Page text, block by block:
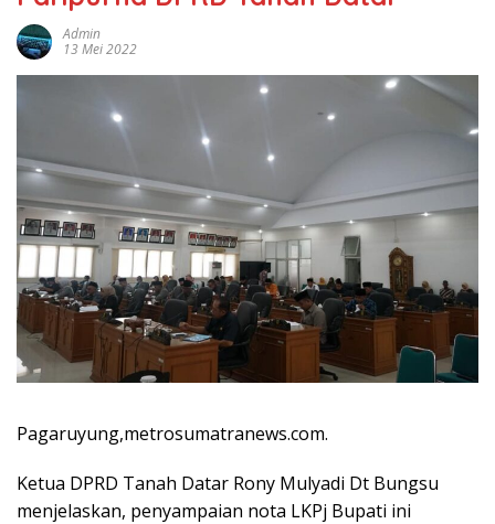
Admin
13 Mei 2022
Pagaruyung,metrosumatranews.com.
Ketua DPRD Tanah Datar Rony Mulyadi Dt Bungsu
menjelaskan, penyampaian nota LKPj Bupati ini